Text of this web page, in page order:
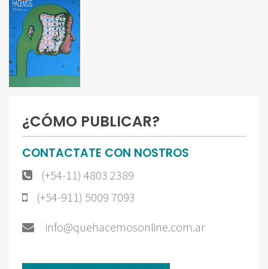
¿CÓMO PUBLICAR?
CONTACTATE CON NOSTROS
(+54-11) 4803 2389
(+54-911) 5009 7093
info@quehacemosonline.com.ar